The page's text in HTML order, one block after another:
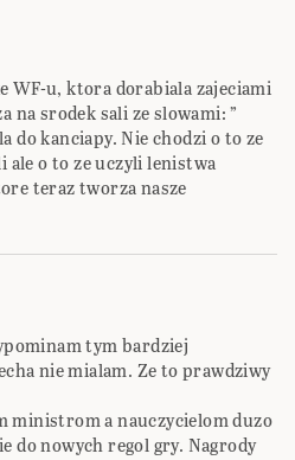
WF-u, ktora dorabiala zajeciami
na srodek sali ze slowami: ”
do kanciapy. Nie chodzi o to ze
ale o to ze uczyli lenistwa
teraz tworza nasze
tym bardziej
nie mialam. Ze to prawdziwy
ministrom a nauczycielom duzo
do nowych regol gry. Nagrody